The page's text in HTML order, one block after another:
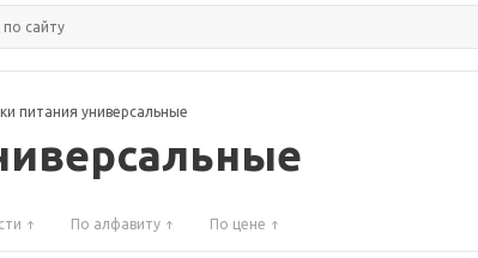
питания универсальные
По алфавиту По цене